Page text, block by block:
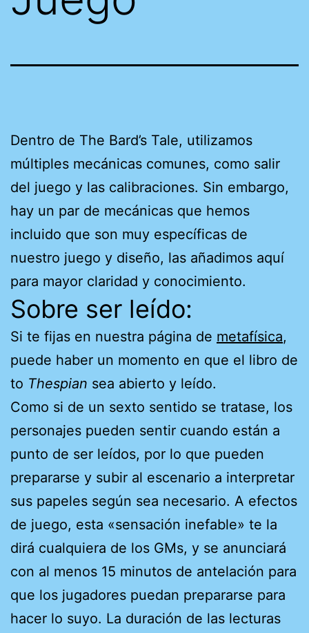
Dentro de The Bard’s Tale, utilizamos
múltiples mecánicas comunes, como salir
del juego y las calibraciones. Sin embargo,
hay un par de mecánicas que hemos
incluido que son muy específicas de
nuestro juego y diseño, las añadimos aquí
para mayor claridad y conocimiento.
Sobre ser leído:
Si te fijas en nuestra página de metafísica,
puede haber un momento en que el libro de
to Thespian sea abierto y leído.
Como si de un sexto sentido se tratase, los
personajes pueden sentir cuando están a
punto de ser leídos, por lo que pueden
prepararse y subir al escenario a interpretar
sus papeles según sea necesario. A efectos
de juego, esta «sensación inefable» te la
dirá cualquiera de los GMs, y se anunciará
con al menos 15 minutos de antelación para
que los jugadores puedan prepararse para
hacer lo suyo. La duración de las lecturas